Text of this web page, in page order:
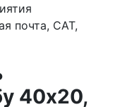
почта, САТ,
40х20,